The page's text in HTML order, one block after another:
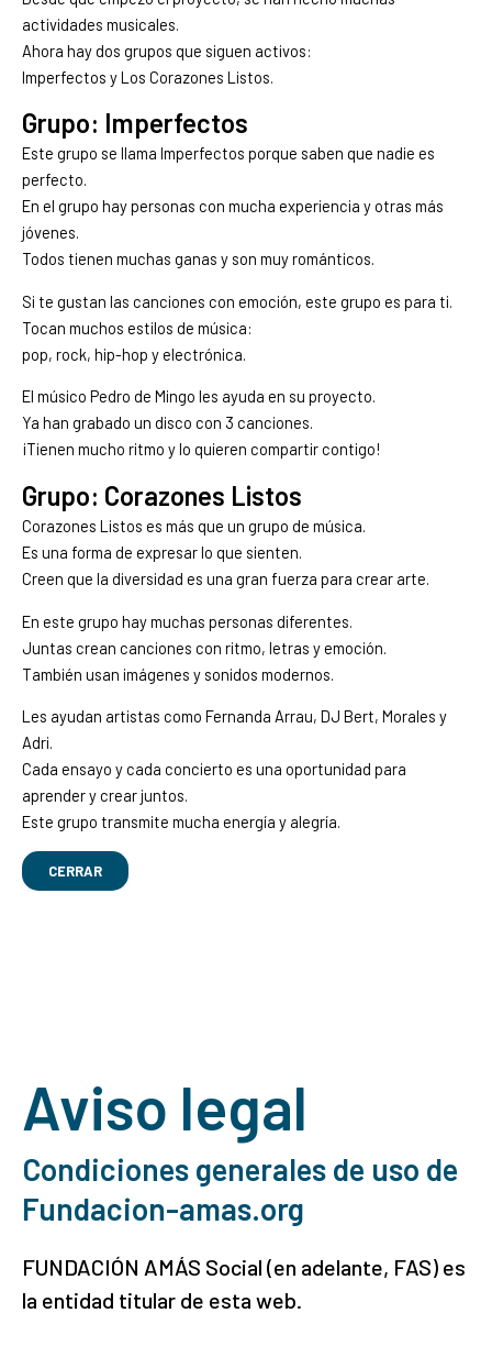
actividades musicales.
Ahora hay dos grupos que siguen activos:
Imperfectos y Los Corazones Listos.
Grupo: Imperfectos
Este grupo se llama Imperfectos porque saben que nadie es
perfecto.
En el grupo hay personas con mucha experiencia y otras más
jóvenes.
Todos tienen muchas ganas y son muy románticos.
Si te gustan las canciones con emoción, este grupo es para ti.
Tocan muchos estilos de música:
pop, rock, hip-hop y electrónica.
El músico Pedro de Mingo les ayuda en su proyecto.
Ya han grabado un disco con 3 canciones.
¡Tienen mucho ritmo y lo quieren compartir contigo!
Grupo: Corazones Listos
Corazones Listos es más que un grupo de música.
Es una forma de expresar lo que sienten.
Creen que la diversidad es una gran fuerza para crear arte.
En este grupo hay muchas personas diferentes.
Juntas crean canciones con ritmo, letras y emoción.
También usan imágenes y sonidos modernos.
Les ayudan artistas como Fernanda Arrau, DJ Bert, Morales y
Adri.
Cada ensayo y cada concierto es una oportunidad para
aprender y crear juntos.
Este grupo transmite mucha energía y alegría.
CERRAR
Aviso legal
Condiciones generales de uso de
Fundacion-amas.org
FUNDACIÓN AMÁS Social (en adelante, FAS) es
la entidad titular de esta web.